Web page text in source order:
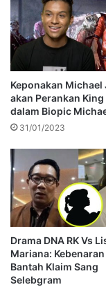
Keponakan Michael
akan Perankan King
dalam Biopic
31/01/2023
Drama DNA RK Vs
Mariana:
Bantah Klaim Sang
Selebgram